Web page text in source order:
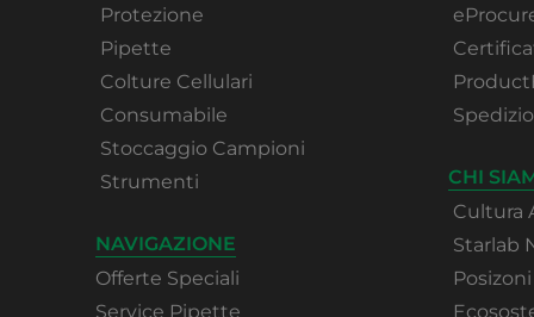
Protezione
Pipette
Colture Cellulari
Consumabile
Stoccaggio Campioni
Strumenti
NAVIGAZIONE
Offerte Speciali
Service Pipette
CHI
Cultura
Starlab